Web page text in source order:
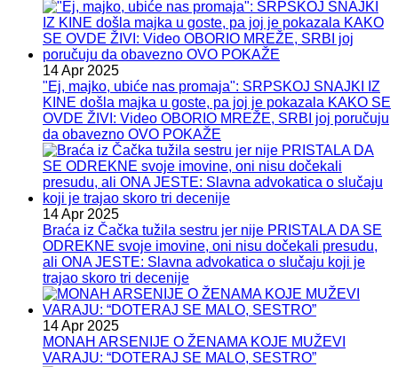
14 Apr 2025
"Ej, majko, ubiće nas promaja": SRPSKOJ SNAJKI IZ
KINE došla majka u goste, pa joj je pokazala KAKO SE
OVDE ŽIVI: Video OBORIO MREŽE, SRBI joj poručuju
da obavezno OVO POKAŽE
14 Apr 2025
Braća iz Čačka tužila sestru jer nije PRISTALA DA SE
ODREKNE svoje imovine, oni nisu dočekali presudu,
ali ONA JESTE: Slavna advokatica o slučaju koji je
trajao skoro tri decenije
14 Apr 2025
MONAH ARSENIJE O ŽENAMA KOJE MUŽEVI
VARAJU: “DOTERAJ SE MALO, SESTRO”